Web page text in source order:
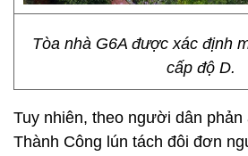
Tòa nhà G6A được xác định
cấp độ D.
Tuy nhiên, theo người dân phản
Thành Công lún tách đôi đơn